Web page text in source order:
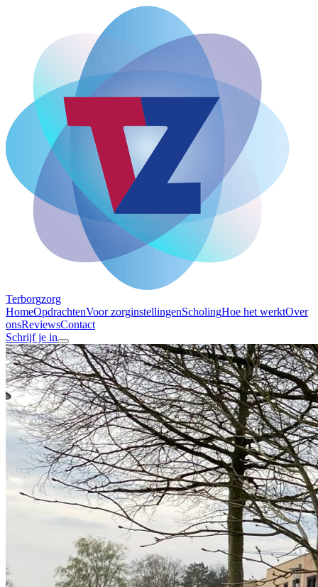
Terborgzorg
HomeOpdrachtenVoor zorginstellingenScholingHoe het werktOver
onsReviewsContact
Schrijf je in